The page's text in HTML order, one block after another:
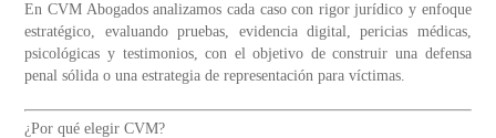
En CVM Abogados analizamos cada caso con rigor jurídico y enfoque
estratégico, evaluando pruebas, evidencia digital, pericias médicas,
psicológicas y testimonios, con el objetivo de construir una defensa
penal sólida o una estrategia de representación para víctimas.
¿Por qué elegir CVM?